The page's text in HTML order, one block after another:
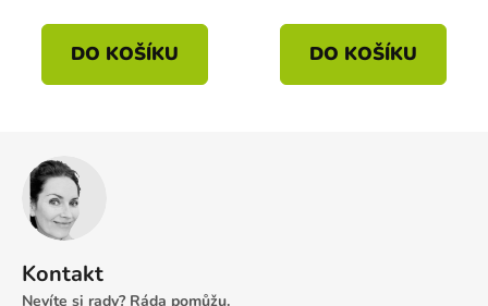
DO KOŠÍKU DO KOŠÍKU
Kontakt
Nevíte si rady? Ráda pomůžu.